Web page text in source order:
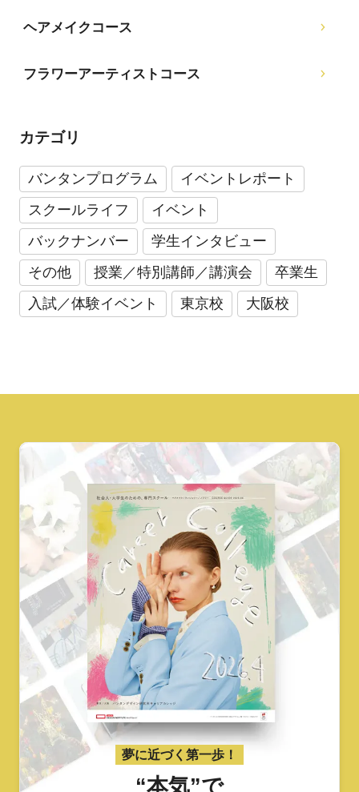
ヘアメイクコース
フラワーアーティストコース
カテゴリ
バンタンプログラム
イベントレポート
スクールライフ
イベント
バックナンバー
学生インタビュー
その他
授業／特別講師／講演会
卒業生
入試／体験イベント
東京校 大阪校
夢に近づく第一歩！
“本気”で